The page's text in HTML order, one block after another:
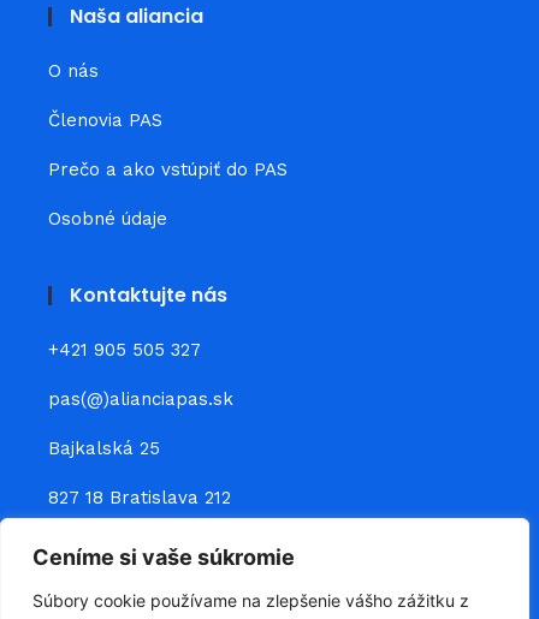
Ceníme si vaše súkromie
Súbory cookie používame na zlepšenie vášho zážitku z
Naša aliancia
O nás
Členovia PAS
Prečo a ako vstúpiť do PAS
Osobné údaje
Kontaktujte nás
+421 905 505 327
pas(@)alianciapas.sk
Bajkalská 25
827 18 Bratislava 212
Prepojte sa s nami